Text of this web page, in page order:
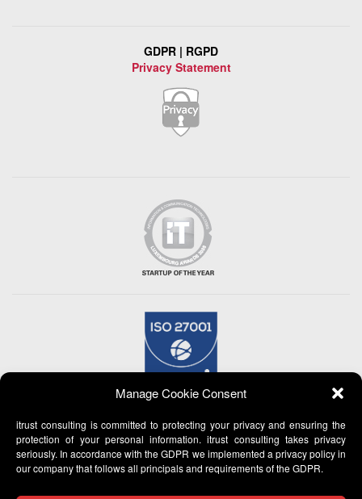
Manage Cookie Consent
itrust consulting is committed to protecting your privacy and ensuring the
protection of your personal information. itrust consulting takes privacy
seriously. In accordance with the GDPR we implemented a privacy policy in
our company that follows all principals and requirements of the GDPR.
GDPR | RGPD
Privacy Statement